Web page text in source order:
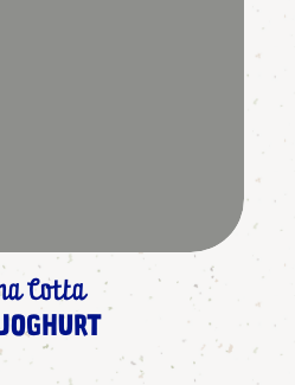
Cotta